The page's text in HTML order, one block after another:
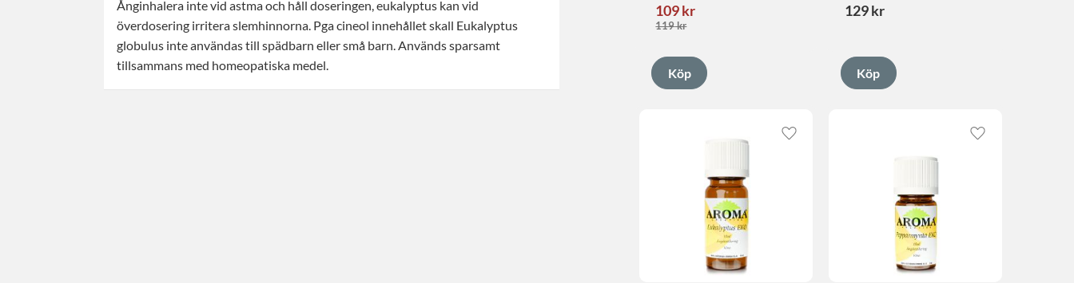
Ånginhalera inte vid astma och håll doseringen, eukalyptus kan vid
överdosering irritera slemhinnorna. Pga cineol innehållet skall Eukalyptus
globulus inte användas till spädbarn eller små barn. Används sparsamt
tillsammans med homeopatiska medel.
109kr
119kr
129kr
Lägg till i favoriter Lägg till i